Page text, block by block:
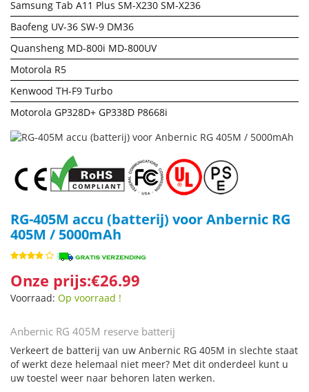
Samsung Tab A11 Plus SM-X230 SM-X236
Baofeng UV-36 SW-9 DM36
Quansheng MD-800i MD-800UV
Motorola R5
Kenwood TH-F9 Turbo
Motorola GP328D+ GP338D P8668i
RG-405M accu (batterij) voor Anbernic RG
405M / 5000mAh
Onze prijs:€26.99
Voorraad: Op voorraad !
Anbernic RG 405M reserve batterij
Verkeert de batterij van uw Anbernic RG 405M in slechte staat
of werkt deze helemaal niet meer? Met dit onderdeel kunt u
uw toestel weer naar behoren laten werken.